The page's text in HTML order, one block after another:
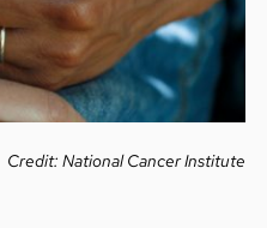
Credit: National Cancer Institute